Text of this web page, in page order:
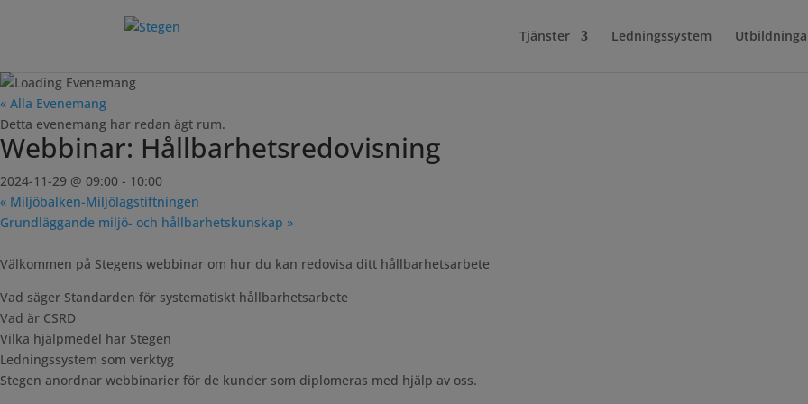
Tjänster Ledningssystem
« Alla Evenemang
Detta evenemang har redan ägt rum.
Webbinar: Hållbarhetsredovisning
2024-11-29 @ 09:00 - 10:00
« Miljöbalken-Miljölagstiftningen
Grundläggande miljö- och hållbarhetskunskap »
Välkommen på Stegens webbinar om hur du kan redovisa ditt hållbarhetsarbete
Vad säger Standarden för systematiskt hållbarhetsarbete
Vad är CSRD
Vilka hjälpmedel har Stegen
Ledningssystem som verktyg
Stegen anordnar webbinarier för de kunder som diplomeras med hjälp av oss.